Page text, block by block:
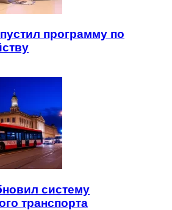
программу по
систему
транспорта